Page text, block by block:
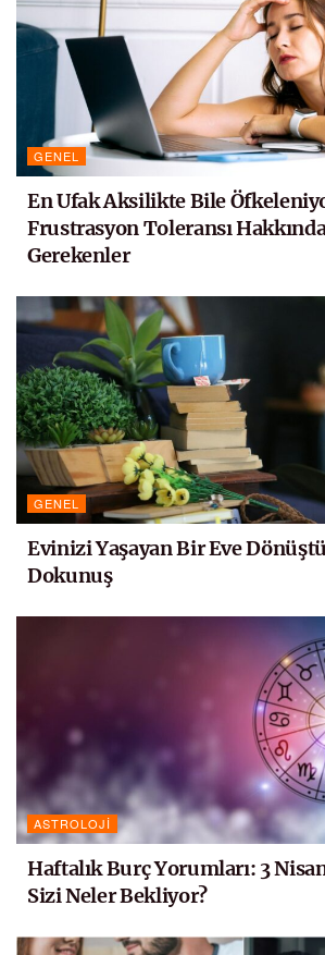
GENEL
En Ufak Aksilikte Bile
Frustrasyon Toleransı
Gerekenler
GENEL
Evinizi Yaşayan Bir Eve
Dokunuş
ASTROLOJI
Haftalık Burç Yorumları: 3
Sizi Neler Bekliyor?